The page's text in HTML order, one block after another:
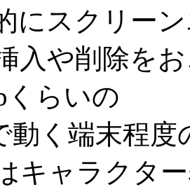
スクリーン
入や削除を
くらいの
動く端末程度
キャラクタ